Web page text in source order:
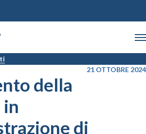
21 OTTOBRE 2024
della
di